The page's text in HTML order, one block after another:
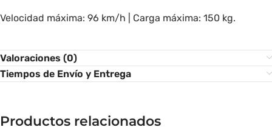
Velocidad máxima: 96 km/h | Carga máxima: 150 kg.
Valoraciones (0)
Tiempos de Envío y Entrega
Productos relacionados